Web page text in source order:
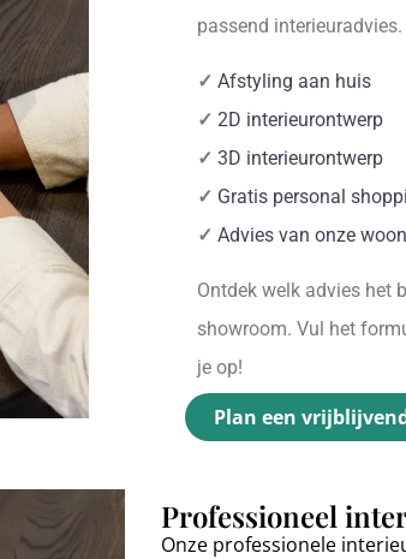
passend interieuradvies.
✓ Afstyling aan huis
✓ 2D interieurontwerp
✓ 3D interieurontwerp
✓ Gratis personal
✓ Advies van onze
Ontdek welk advies het
showroom. Vul het
je op!
Plan een
Professioneel
Onze professionele